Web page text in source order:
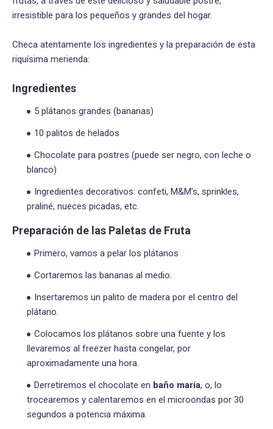
irresistible para los pequeños y grandes del hogar.
Checa atentamente los ingredientes y la preparación de esta
riquísima merienda:
Ingredientes
5 plátanos grandes (bananas)
10 palitos de helados
Chocolate para postres (puede ser negro, con leche o
blanco)
Ingredientes decorativos: confeti, M&M’s, sprinkles,
praliné, nueces picadas, etc.
Preparación de las Paletas de Fruta
Primero, vamos a pelar los plátanos
Cortaremos las bananas al medio.
Insertaremos un palito de madera por el centro del
plátano.
Colocamos los plátanos sobre una fuente y los
llevaremos al freezer hasta congelar, por
aproximadamente una hora.
Derretiremos el chocolate en baño maría, o, lo
trocearemos y calentaremos en el microondas por 30
segundos a potencia máxima.